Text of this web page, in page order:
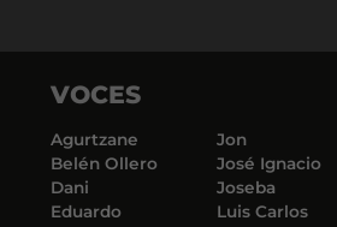
VOCES
Agurtzane
Belén Ollero
Dani
Eduardo
Jon
José Ignacio
Joseba
Luis Carlos